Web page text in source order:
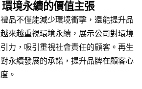
境永續的價值主張
品不僅能減少環境衝擊，還能提升品
來越重視環境永續，展示公司對環境
力，吸引重視社會責任的顧客。再生
永續發展的承諾，提升品牌在顧客心
。